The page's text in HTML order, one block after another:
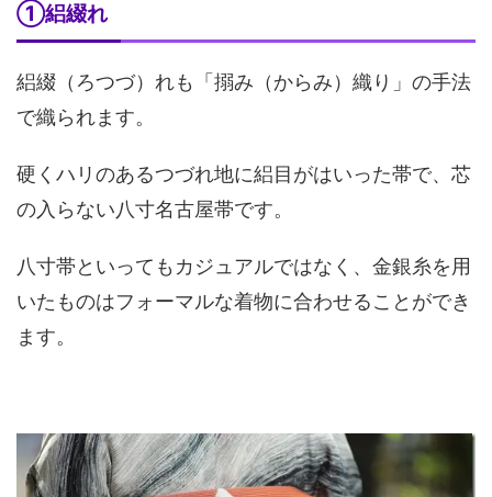
①絽綴れ
絽綴（ろつづ）れも「搦み（からみ）織り」の手法
で織られます。
硬くハリのあるつづれ地に絽目がはいった帯で、芯
の入らない八寸名古屋帯です。
八寸帯といってもカジュアルではなく、金銀糸を用
いたものはフォーマルな着物に合わせることができ
ます。